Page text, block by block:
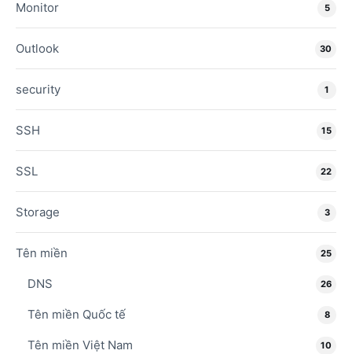
Monitor 5
Outlook 30
security 1
SSH 15
SSL 22
Storage 3
Tên miền 25
DNS 26
Tên miền Quốc tế 8
Tên miền Việt Nam 10